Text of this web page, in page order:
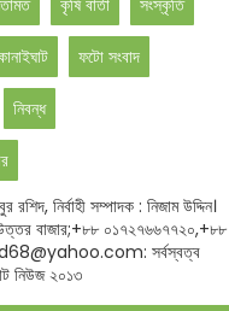
ফটো সংবাদ
নিবন্ধ
নির্বাহী সম্পাদক : নিজাম উদ্দিন।
উত্তর বাজার;+৮৮ ০১৭২৭৬৬৭৭২০,+৮৮
সর্বস্বত্ব
নিউজ ২০১৩